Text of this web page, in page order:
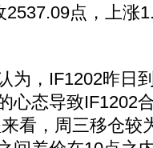
点，上涨
，IF1202昨日
心态导致IF1202
看，周三移仓较